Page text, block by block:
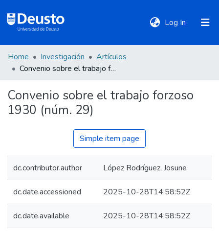
Log In (current)
DeustoTeka
Communities
&
Policies
Home Investigación
Artículos
Convenio sobre el trabajo forzoso 1930 (núm. 29)
Convenio sobre el trabajo forzoso
1930 (núm. 29)
Simple item page
dc.contributor.author López Rodríguez, Josune
dc.date.accessioned 2025-10-28T14:58:52Z
dc.date.available 2025-10-28T14:58:52Z